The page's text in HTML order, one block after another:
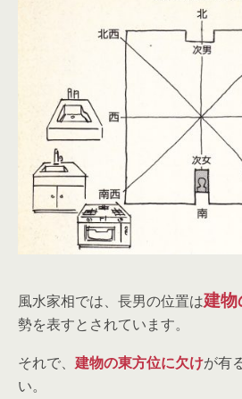
風水家相では、長男の位置は建物
勢を表すとされています。
それで、 建物の東方位に欠けが有
い。